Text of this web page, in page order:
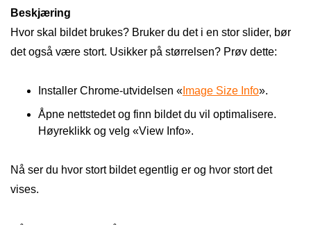
Beskjæring
Hvor skal bildet brukes? Bruker du det i en stor slider, bør
det også være stort. Usikker på størrelsen? Prøv dette:
Installer Chrome-utvidelsen « Image Size Info».
Åpne nettstedet og finn bildet du vil optimalisere.
Høyreklikk og velg «View Info».
Nå ser du hvor stort bildet egentlig er og hvor stort det
vises.